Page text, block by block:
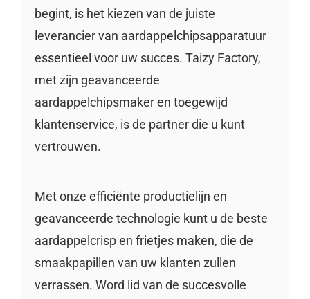
begint, is het kiezen van de juiste
leverancier van aardappelchipsapparatuur
essentieel voor uw succes. Taizy Factory,
met zijn geavanceerde
aardappelchipsmaker en toegewijd
klantenservice, is de partner die u kunt
vertrouwen.
Met onze efficiënte productielijn en
geavanceerde technologie kunt u de beste
aardappelcrisp en frietjes maken, die de
smaakpapillen van uw klanten zullen
verrassen. Word lid van de succesvolle